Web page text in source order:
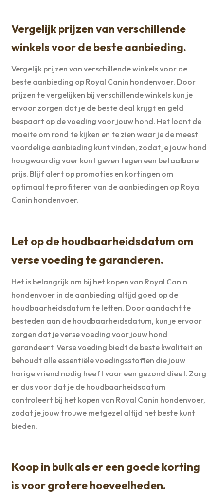
Vergelijk prijzen van verschillende
winkels voor de beste aanbieding.
Vergelijk prijzen van verschillende winkels voor de
beste aanbieding op Royal Canin hondenvoer. Door
prijzen te vergelijken bij verschillende winkels kun je
ervoor zorgen dat je de beste deal krijgt en geld
bespaart op de voeding voor jouw hond. Het loont de
moeite om rond te kijken en te zien waar je de meest
voordelige aanbieding kunt vinden, zodat je jouw hond
hoogwaardig voer kunt geven tegen een betaalbare
prijs. Blijf alert op promoties en kortingen om
optimaal te profiteren van de aanbiedingen op Royal
Canin hondenvoer.
Let op de houdbaarheidsdatum om
verse voeding te garanderen.
Het is belangrijk om bij het kopen van Royal Canin
hondenvoer in de aanbieding altijd goed op de
houdbaarheidsdatum te letten. Door aandacht te
besteden aan de houdbaarheidsdatum, kun je ervoor
zorgen dat je verse voeding voor jouw hond
garandeert. Verse voeding biedt de beste kwaliteit en
behoudt alle essentiële voedingsstoffen die jouw
harige vriend nodig heeft voor een gezond dieet. Zorg
er dus voor dat je de houdbaarheidsdatum
controleert bij het kopen van Royal Canin hondenvoer,
zodat je jouw trouwe metgezel altijd het beste kunt
bieden.
Koop in bulk als er een goede korting
is voor grotere hoeveelheden.